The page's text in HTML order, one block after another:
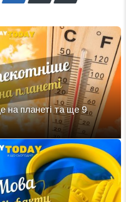
на планеті та ще 9